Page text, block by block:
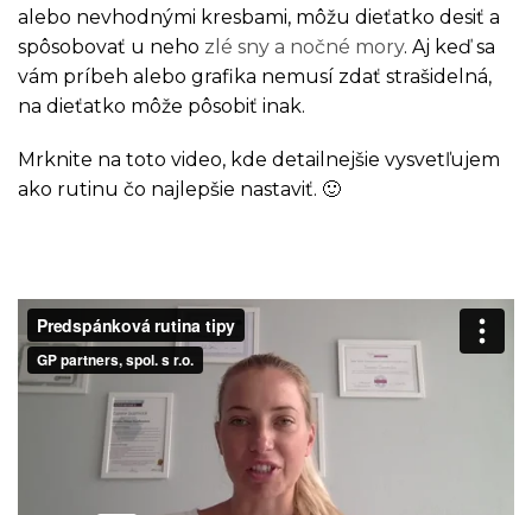
alebo nevhodnými kresbami, môžu dieťatko desiť a
spôsobovať u neho zlé sny a nočné mory. Aj keď sa
vám príbeh alebo grafika nemusí zdať strašidelná,
na dieťatko môže pôsobiť inak.
Mrknite na toto video, kde detailnejšie vysvetľujem
ako rutinu čo najlepšie nastaviť. 🙂